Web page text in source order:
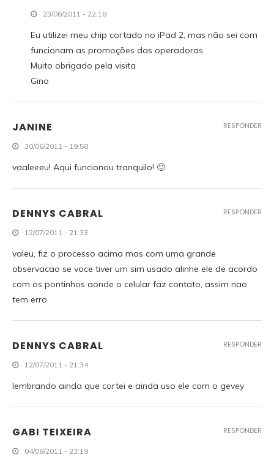
23/06/2011 - 22:18
Eu utilizei meu chip cortado no iPad 2, mas não sei com
funcionam as promoções das operadoras.
Muito obrigado pela visita
Gino
JANINE
30/06/2011 - 19:58
vaaleeeu! Aqui funcionou tranquilo! 🙂
RESPONDER
DENNYS CABRAL
12/07/2011 - 21:33
valeu, fiz o processo acima mas com uma grande
observacao se voce tiver um sim usado alinhe ele de acordo
com os pontinhos aonde o celular faz contato, assim nao
tem erro
RESPONDER
DENNYS CABRAL
12/07/2011 - 21:34
lembrando ainda que cortei e ainda uso ele com o gevey
RESPONDER
GABI TEIXEIRA
04/08/2011 - 23:19
RESPONDER